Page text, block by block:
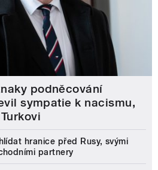
podněcování
sympatie k nacismu,
hranice před Rusy, svými
partnery